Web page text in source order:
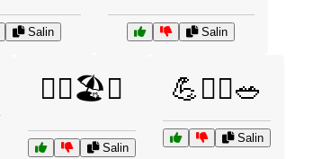
Salin Salin
🏊‍♂️🏖️🌅
Salin
💪🏃‍♀️🥗
Salin